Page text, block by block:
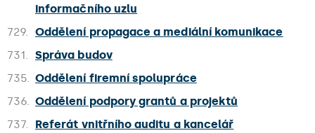
informačního uzlu
729. Oddělení propagace a mediální komunikace
731. Správa budov
735. Oddělení firemní spolupráce
736. Oddělení podpory grantů a projektů
737.
Referát vnitřního auditu a kancelář